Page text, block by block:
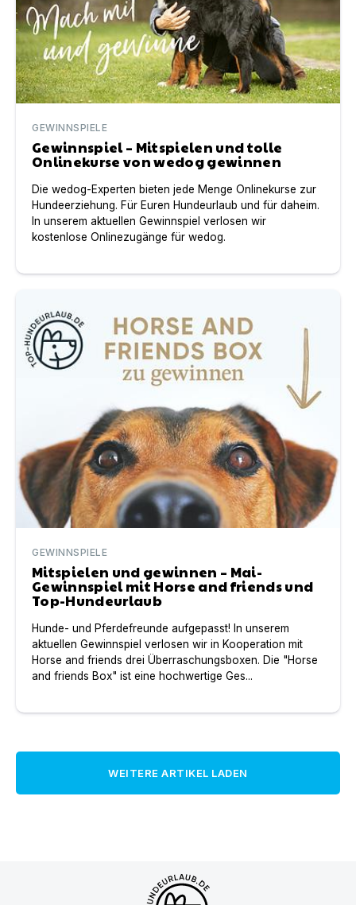
GEWINNSPIELE
Gewinnspiel – Mitspielen und tolle
Onlinekurse von wedog gewinnen
Die wedog-Experten bieten jede Menge Onlinekurse zur
Hundeerziehung. Für Euren Hundeurlaub und für daheim.
In unserem aktuellen Gewinnspiel verlosen wir
kostenlose Onlinezugänge für wedog.
GEWINNSPIELE
Mitspielen und gewinnen – Mai-
Gewinnspiel mit Horse and friends und
Top-Hundeurlaub
Hunde- und Pferdefreunde aufgepasst! In unserem
aktuellen Gewinnspiel verlosen wir in Kooperation mit
Horse and friends drei Überraschungsboxen. Die "Horse
and friends Box" ist eine hochwertige Ges...
WEITERE ARTIKEL LADEN